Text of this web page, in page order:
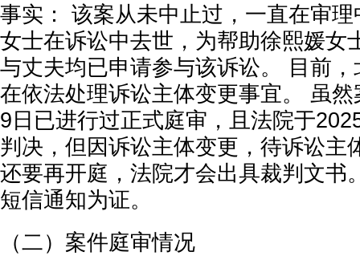
事实： 该案从未中止过，一直在审
女士在诉讼中去世，为帮助徐熙媛女
与丈夫均已申请参与该诉讼。 目前
在依法处理诉讼主体变更事宜。 虽
9日已进行过正式庭审，且法院于
判决，但因诉讼主体变更，待诉讼主
还要再开庭，法院才会出具裁判文书
短信通知为证。
（二）案件庭审情况